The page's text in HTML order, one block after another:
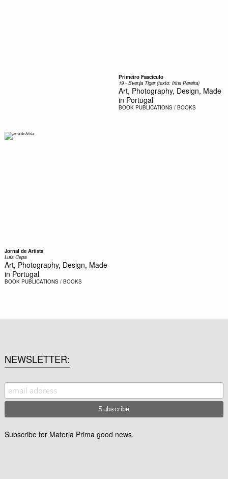
Primeiro Fascículo
19 - Svenja Tiger (texto: Irina Pereira)
Art, Photography, Design, Made
in Portugal
BOOK PUBLICATIONS / BOOKS
Jornal de Artista
Luís Cepa
Art, Photography, Design, Made
in Portugal
BOOK PUBLICATIONS / BOOKS
NEWSLETTER
Subscribe for Materia Prima good news.